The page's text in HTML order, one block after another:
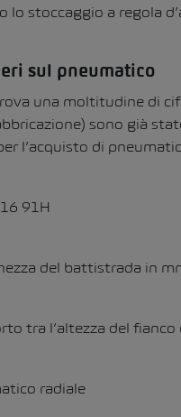
lo stoccaggio a regola
sul pneumatico
una moltitudine di
sono già
l’acquisto di
91H
del battistrada in
tra l’altezza del
radiale